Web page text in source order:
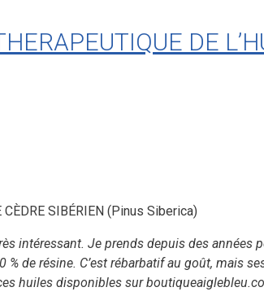
DE
CÈDRE SIBÉRIEN (Pinus Siberica)
intéressant. Je prends depuis des
de résine. C’est rébarbatif au goût, mais
huiles disponibles sur